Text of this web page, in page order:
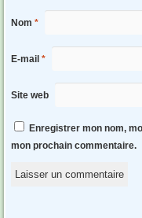
Nom *
E-mail *
Site web
Enregistrer mon nom,
mon prochain commentaire.